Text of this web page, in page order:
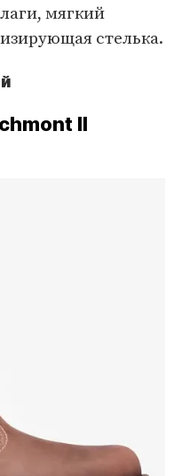
мягкий
стелька.
II